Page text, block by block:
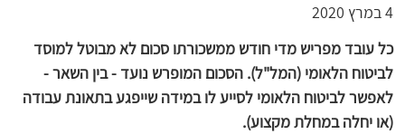
4 במרץ 2020
כל עובד מפריש מדי חודש ממשכורתו סכום לא מבוטל למוסד
לביטוח הלאומי (המל"ל). הסכום המופרש נועד - בין השאר -
לאפשר לביטוח הלאומי לסייע לו במידה שייפגע בתאונת עבודה
(או יחלה במחלת מקצוע).